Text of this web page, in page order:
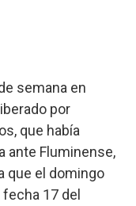
semana en
por
que había
ante Fluminense,
que el domingo
17 del